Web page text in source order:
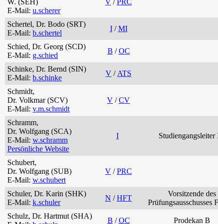
W. (SEH)
E-Mail: u.scherer
V /PRC
Schertel, Dr. Bodo (SRT)
E-Mail: b.schertel
I/MI
Schied, Dr. Georg (SCD)
E-Mail: g.schied
B /OC
Schinke, Dr. Bernd (SIN)
E-Mail: b.schinke
V / ATS
Schmidt,
Dr. Volkmar (SCV)
E-Mail: v.m.schmidt
V /CV
Schramm,
Dr. Wolfgang (SCA)
E-Mail: w.schramm
Persönliche Website
I Studiengangsleiter
Schubert,
Dr. Wolfgang (SUB)
E-Mail: w.schubert
V /PRC
Schuler, Dr. Karin (SHK)
E-Mail: k.schuler
N /HFT
Vorsitzende des
Prüfungsausschusses
Schulz, Dr. Hartmut (SHA)
B /OC Prodekan B